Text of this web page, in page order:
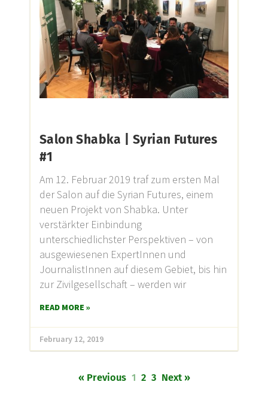
Salon Shabka | Syrian Futures
#1
Am 12. Februar 2019 traf zum ersten Mal
der Salon auf die Syrian Futures, einem
neuen Projekt von Shabka. Unter
verstärkter Einbindung
unterschiedlichster Perspektiven – von
ausgewiesenen ExpertInnen und
JournalistInnen auf diesem Gebiet, bis hin
zur Zivilgesellschaft – werden wir
READ MORE »
February 12, 2019
« Previous 1 2 3 Next »